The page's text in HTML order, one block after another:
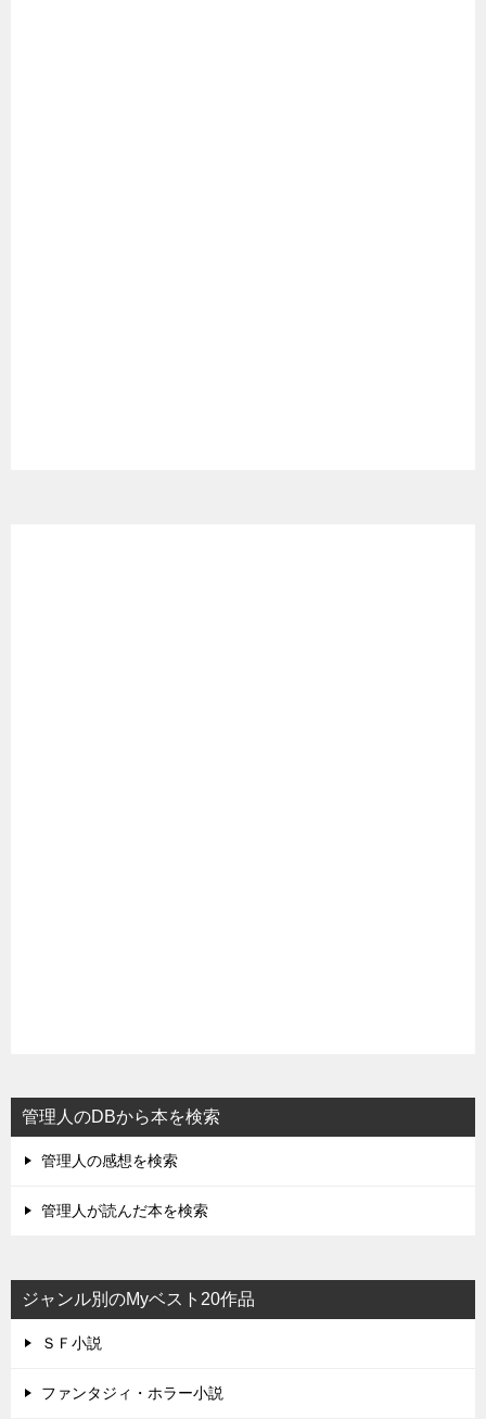
管理人のDBから本を検索
管理人の感想を検索
管理人が読んだ本を検索
ジャンル別のMyベスト20作品
ＳＦ小説
ファンタジィ・ホラー小説